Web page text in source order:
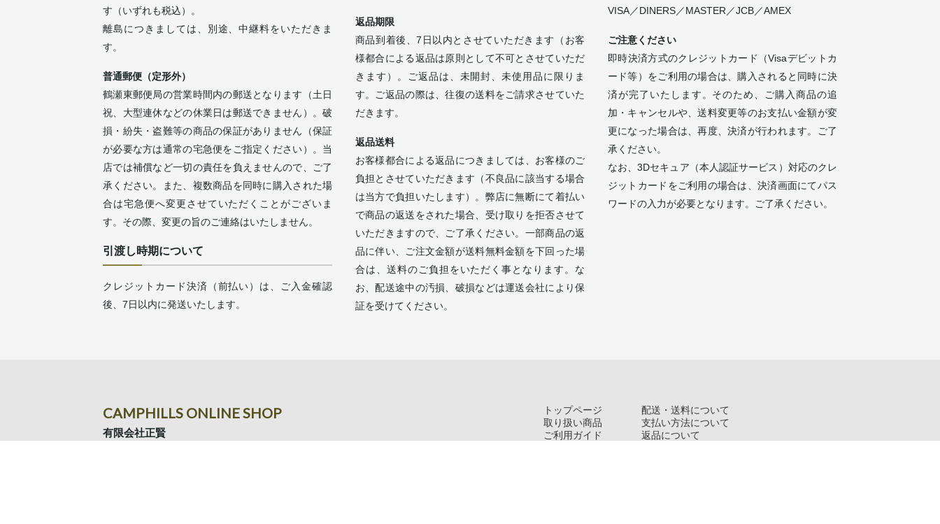
す（いずれも税込）。
離島につきましては、別途、中継料をいただきま
す。
普通郵便（定形外）
鶴瀬東郵便局の営業時間内の郵送となります（土日
祝、大型連休などの休業日は郵送できません）。破
損・紛失・盗難等の商品の保証がありません（保証
が必要な方は通常の宅急便をご指定ください）。当
店では補償など一切の責任を負えませんので、ご了
承ください。また、複数商品を同時に購入された場
合は宅急便へ変更させていただくことがございま
す。その際、変更の旨のご連絡はいたしません。
引渡し時期について
クレジットカード決済（前払い）は、ご入金確認
後、7日以内に発送いたします。
返品期限
商品到着後、7日以内とさせていただきます（お客
様都合による返品は原則として不可とさせていただ
きます）。ご返品は、未開封、未使用品に限りま
す。ご返品の際は、往復の送料をご請求させていた
だきます。
返品送料
お客様都合による返品につきましては、お客様のご
負担とさせていただきます（不良品に該当する場合
は当方で負担いたします）。弊店に無断にて着払い
で商品の返送をされた場合、受け取りを拒否させて
いただきますので、ご了承ください。一部商品の返
品に伴い、ご注文金額が送料無料金額を下回った場
合は、送料のご負担をいただく事となります。な
お、配送途中の汚損、破損などは運送会社により保
証を受けてください。
VISA／DINERS／MASTER／JCB／AMEX
ご注意ください
即時決済方式のクレジットカード（Visaデビットカ
ード等）をご利用の場合は、購入されると同時に決
済が完了いたします。そのため、ご購入商品の追
加・キャンセルや、送料変更等のお支払い金額が変
更になった場合は、再度、決済が行われます。ご了
承ください。
なお、3Dセキュア（本人認証サービス）対応のクレ
ジットカードをご利用の場合は、決済画面にてパス
ワードの入力が必要となります。ご了承ください。
CAMPHILLS ONLINE SHOP
有限会社正賢
トップページ
取り扱い商品
ご利用ガイド
配送・送料について
支払い方法について
返品について